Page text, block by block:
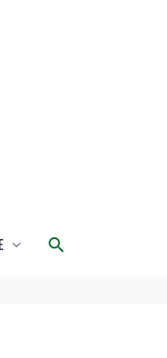
Rechercher